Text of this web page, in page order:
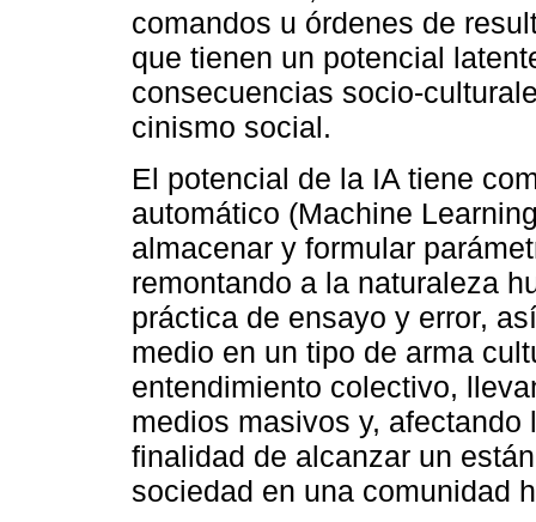
comandos u órdenes de
que tienen un potencial
consecuencias socio-
cinismo social.
El potencial de la IA tiene
automático (Machine
almacenar y formular
remontando a la naturaleza
práctica de ensayo y error,
medio en un tipo de arma
entendimiento colectivo,
medios masivos y,
finalidad de alcanzar un
sociedad en una comunidad